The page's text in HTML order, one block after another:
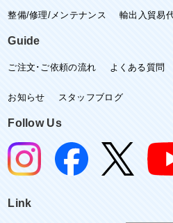
整備/修理/メンテナンス
輸出入貿易
Guide
ご注文･ご依頼の流れ よくある質問
お知らせ スタッフブログ
Follow Us
Link